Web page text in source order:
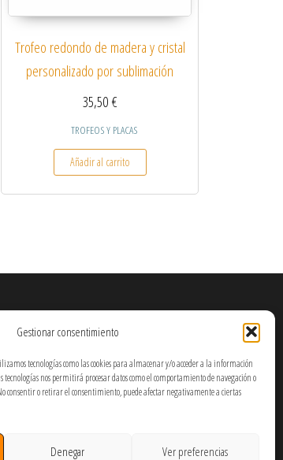
Gestionar consentimiento
tecnologías como las cookies para almacenar y/o acceder a la información
tecnologías nos permitirá procesar datos como el comportamiento de navegación o
consentir o retirar el consentimiento, puede afectar negativamente a ciertas
Denegar Ver preferencias
Trofeo redondo de madera y cristal
personalizado por sublimación
35,50€
TROFEOS Y PLACAS
Añadir al carrito